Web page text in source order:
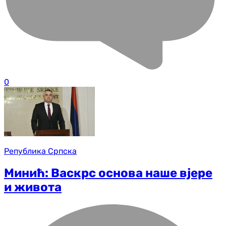
0
Република Српска
Минић: Васкрс основа наше вјере
и живота